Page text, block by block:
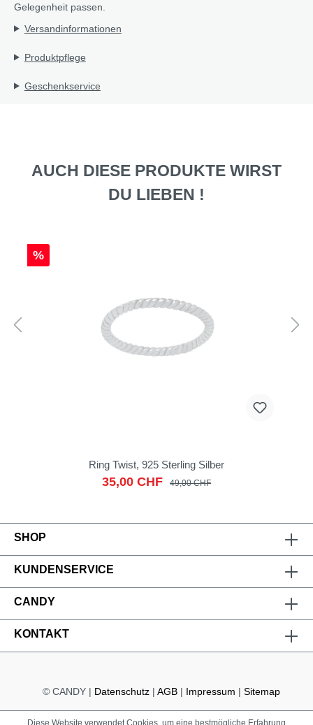
Gelegenheit passen.
Versandinformationen
Produktpflege
Geschenkservice
AUCH DIESE PRODUKTE WIRST
DU LIEBEN !
%
Ring Twist, 925 Sterling Silber
35,00 CHF 49,00 CHF
KONTAKT
SHOP
KUNDENSERVICE
CANDY
© CANDY | Datenschutz | AGB | Impressum | Sitemap
Diese Website verwendet Cookies, um eine bestmögliche Erfahrung